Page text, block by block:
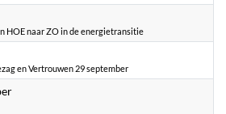
HOE naar ZO in de energietransitie
en Vertrouwen 29 september
2023